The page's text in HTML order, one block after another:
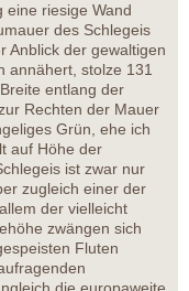
eine riesige Wand
des Schlegeis
Anblick der gewaltigen
annähert, stolze 131
entlang der
Rechten der Mauer
Grün, ehe ich
auf Höhe der
ist zwar nur
zugleich einer der
der vielleicht
zwängen sich
Fluten